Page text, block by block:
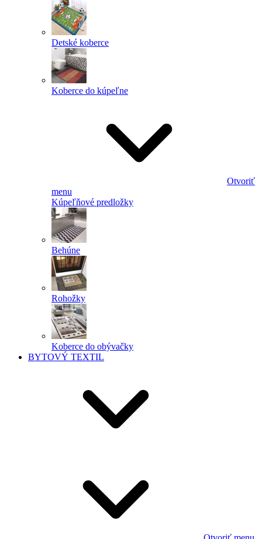
Detské koberce
Koberce do kúpeľne
Otvoriť
menu
Kúpeľňové predložky
Behúne
Rohožky
Koberce do obývačky
BYTOVÝ TEXTIL